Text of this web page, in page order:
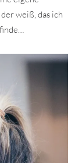
weiß, das ich